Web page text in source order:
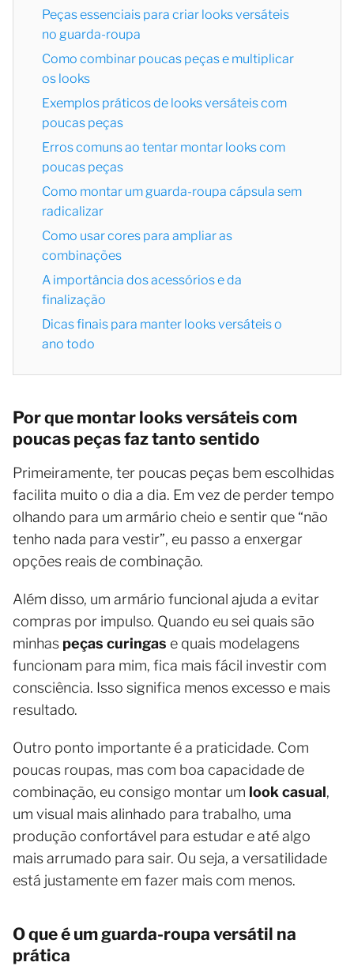
Peças essenciais para criar looks versáteis
no guarda-roupa
Como combinar poucas peças e multiplicar
os looks
Exemplos práticos de looks versáteis com
poucas peças
Erros comuns ao tentar montar looks com
poucas peças
Como montar um guarda-roupa cápsula sem
radicalizar
Como usar cores para ampliar as
combinações
A importância dos acessórios e da
finalização
Dicas finais para manter looks versáteis o
ano todo
Por que montar looks versáteis com
poucas peças faz tanto sentido
Primeiramente, ter poucas peças bem escolhidas
facilita muito o dia a dia. Em vez de perder tempo
olhando para um armário cheio e sentir que “não
tenho nada para vestir”, eu passo a enxergar
opções reais de combinação.
Além disso, um armário funcional ajuda a evitar
compras por impulso. Quando eu sei quais são
minhas peças curingas e quais modelagens
funcionam para mim, fica mais fácil investir com
consciência. Isso significa menos excesso e mais
resultado.
Outro ponto importante é a praticidade. Com
poucas roupas, mas com boa capacidade de
combinação, eu consigo montar um look casual,
um visual mais alinhado para trabalho, uma
produção confortável para estudar e até algo
mais arrumado para sair. Ou seja, a versatilidade
está justamente em fazer mais com menos.
O que é um guarda-roupa versátil na
prática